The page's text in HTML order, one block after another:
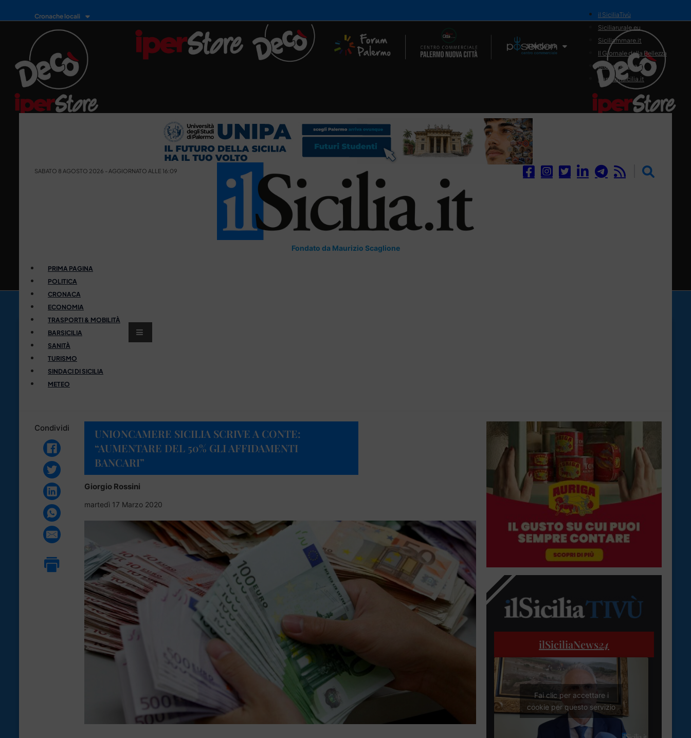
Cronache locali
Il Network
il SiciliaTivù
Siciliarurale.eu
Siciliammare.it
Il Giornale della Bellezza
Siciliamedica.it
Sanitainsicilia.it
SABATO 8 AGOSTO 2026 - AGGIORNATO ALLE 16:09
Fondato da Maurizio Scaglione
PRIMA PAGINA
POLITICA
CRONACA
ECONOMIA
TRASPORTI & MOBILITÀ
BARSICILIA
SANITÀ
TURISMO
SINDACI DI SICILIA
METEO
Condividi
UNIONCAMERE SICILIA SCRIVE A CONTE:
“AUMENTARE DEL 50% GLI AFFIDAMENTI
BANCARI”
Giorgio Rossini
martedì 17 Marzo 2020
ilSiciliaNews24
Fai clic per accettare i
cookie per questo servizio